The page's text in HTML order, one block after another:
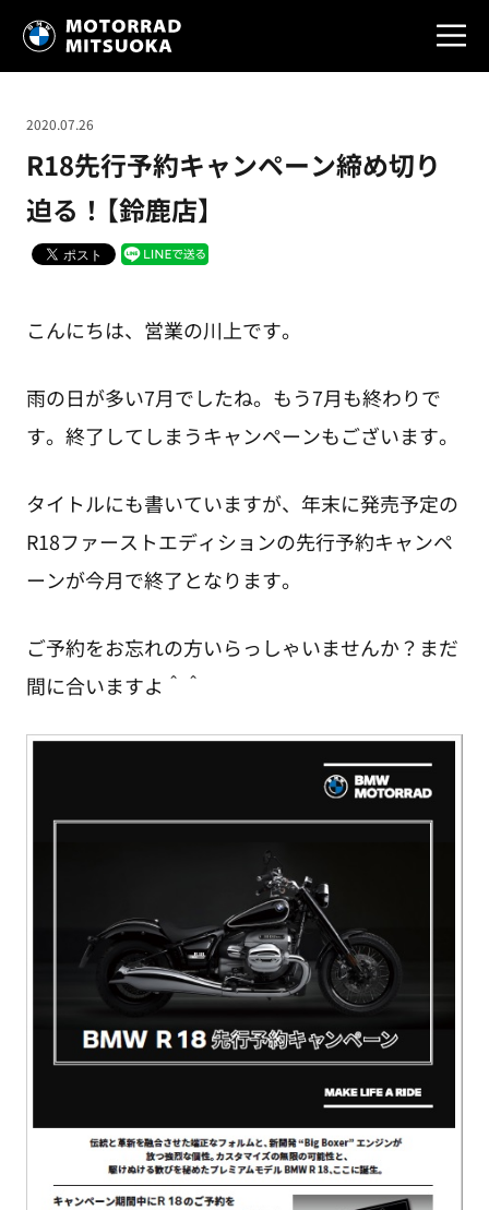
R18先行予約キャンペーン締め切り
迫る！【鈴鹿店】
2020.07.26
こんにちは、営業の川上です。
雨の日が多い7月でしたね。もう7月も終わりで
す。終了してしまうキャンペーンもございます。
タイトルにも書いていますが、年末に発売予定の
R18ファーストエディションの先行予約キャンペ
ーンが今月で終了となります。
ご予約をお忘れの方いらっしゃいませんか？まだ
間に合いますよ＾＾